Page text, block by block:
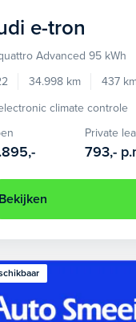
dak lederen/stof
e-tron
Advanced 95 kWh
34.998 km 437
climate controle
Private
793,-
Bekijken